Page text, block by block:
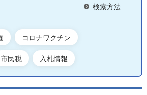
検索方法
コロナワクチン
市民税 入札情報